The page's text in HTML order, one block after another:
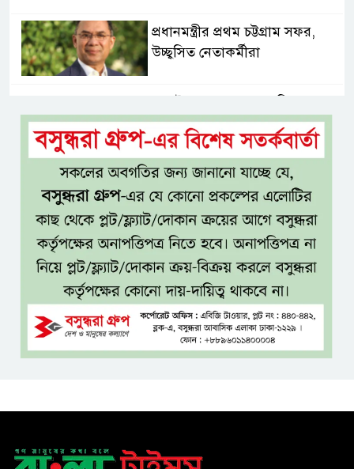
প্রধানমন্ত্রীর প্রথম চট্টগ্রাম সফর,
উচ্ছ্বসিত নেতাকর্মীরা
জাতির: তথ্যমন্ত্রী
গুরুত্বপূর্ণ ব্যক্তিদের নিয়ে
‘অপপ্রচারের’ নিন্দা পুলিশের, গুজবে
কান না দেওয়ার আহ্বান
শেখ হাসিনার দিল্লির সংবাদ
সম্মেলনের সঙ্গে ভারত সরকারের
সম্পৃক্ততা নেই: জয়সোয়াল
টাঙ্গাইলে নিহত ১৪ বাস-মিনিবাস
মালিকের পরিবারকে আর্থিক অনুদান
আয়োজন করলেন প্রতিমন্ত্রী টুকু